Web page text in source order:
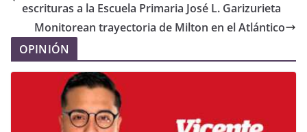
escrituras a la Escuela Primaria José L. Garizurieta
Monitorean trayectoria de Milton en el Atlántico
OPINIÓN